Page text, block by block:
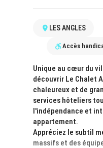
LES ANGLES
Accès
Unique au cœur du
découvrir Le Chalet
chaleureux et de
services hôteliers
l'indépendance et
appartement.
Appréciez le subtil
massifs et des